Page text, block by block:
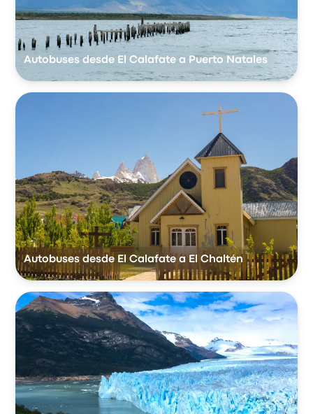
Autobuses desde El Calafate a Puerto Natales
Autobuses desde El Calafate a El Chaltén